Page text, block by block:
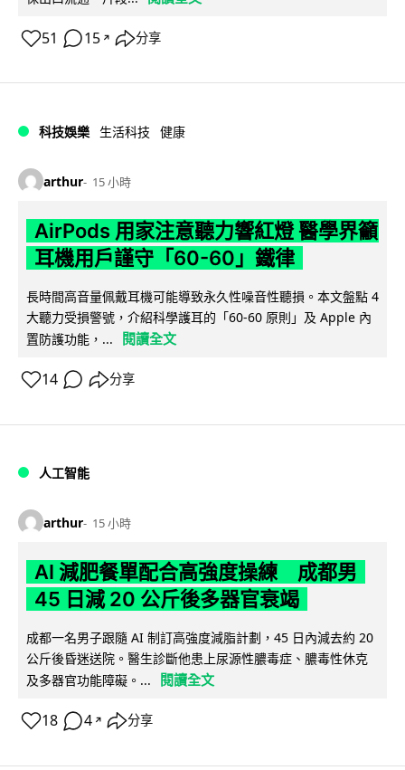
51 15 ↗ 分享
科技娛樂 生活科技 健康
arthur 15 小時
AirPods 用家注意聽力響紅燈 醫學界籲
耳機用戶謹守「60-60」鐵律
長時間高音量佩戴耳機可能導致永久性噪音性聽損。本文盤點 4
大聽力受損警號，介紹科學護耳的「60-60 原則」及 Apple 內
置防護功能，...
閱讀全文
14 分享
人工智能
arthur 15 小時
AI 減肥餐單配合高強度操練 成都男
45 日減 20 公斤後多器官衰竭
成都一名男子跟隨 AI 制訂高強度減脂計劃，45 日內減去約 20
公斤後昏迷送院。醫生診斷他患上尿源性膿毒症、膿毒性休克
及多器官功能障礙。...
閱讀全文
18 4 ↗ 分享